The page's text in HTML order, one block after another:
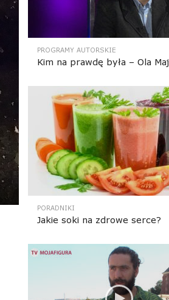
PROGRAMY AUTORSKIE
Kim na prawdę była – Ola Maj
PORADNIKI
Jakie soki na zdrowe serce?